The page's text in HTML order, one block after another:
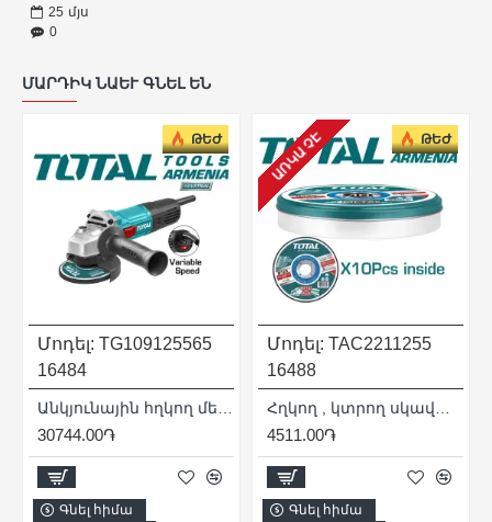
25 մյս
0
ՄԱՐԴԻԿ ՆԱԵՒ ԳՆԵԼ ԵՆ
ԹԵԺ
Մոդել: TG109125565
16484
30744.00֏
Գնել հիմա
ԹԵԺ
ԱՌԿԱ ՉԷ
Մոդել: TAC2211255
16488
4511.00֏
Գնել հիմա